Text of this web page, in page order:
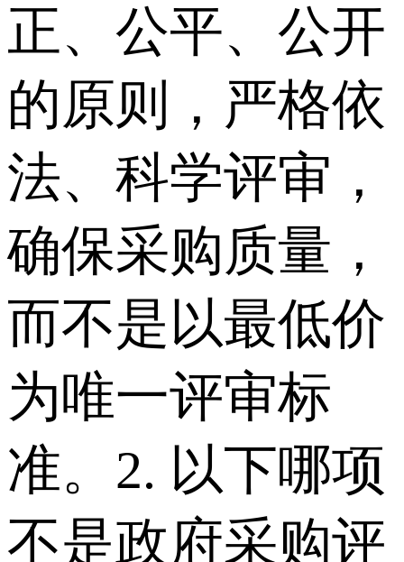
正、公平、公开
的原则，严格依
法、科学评审，
确保采购质量，
而不是以最低价
为唯一评审标
准。 2. 以下哪项
不是政府采购评